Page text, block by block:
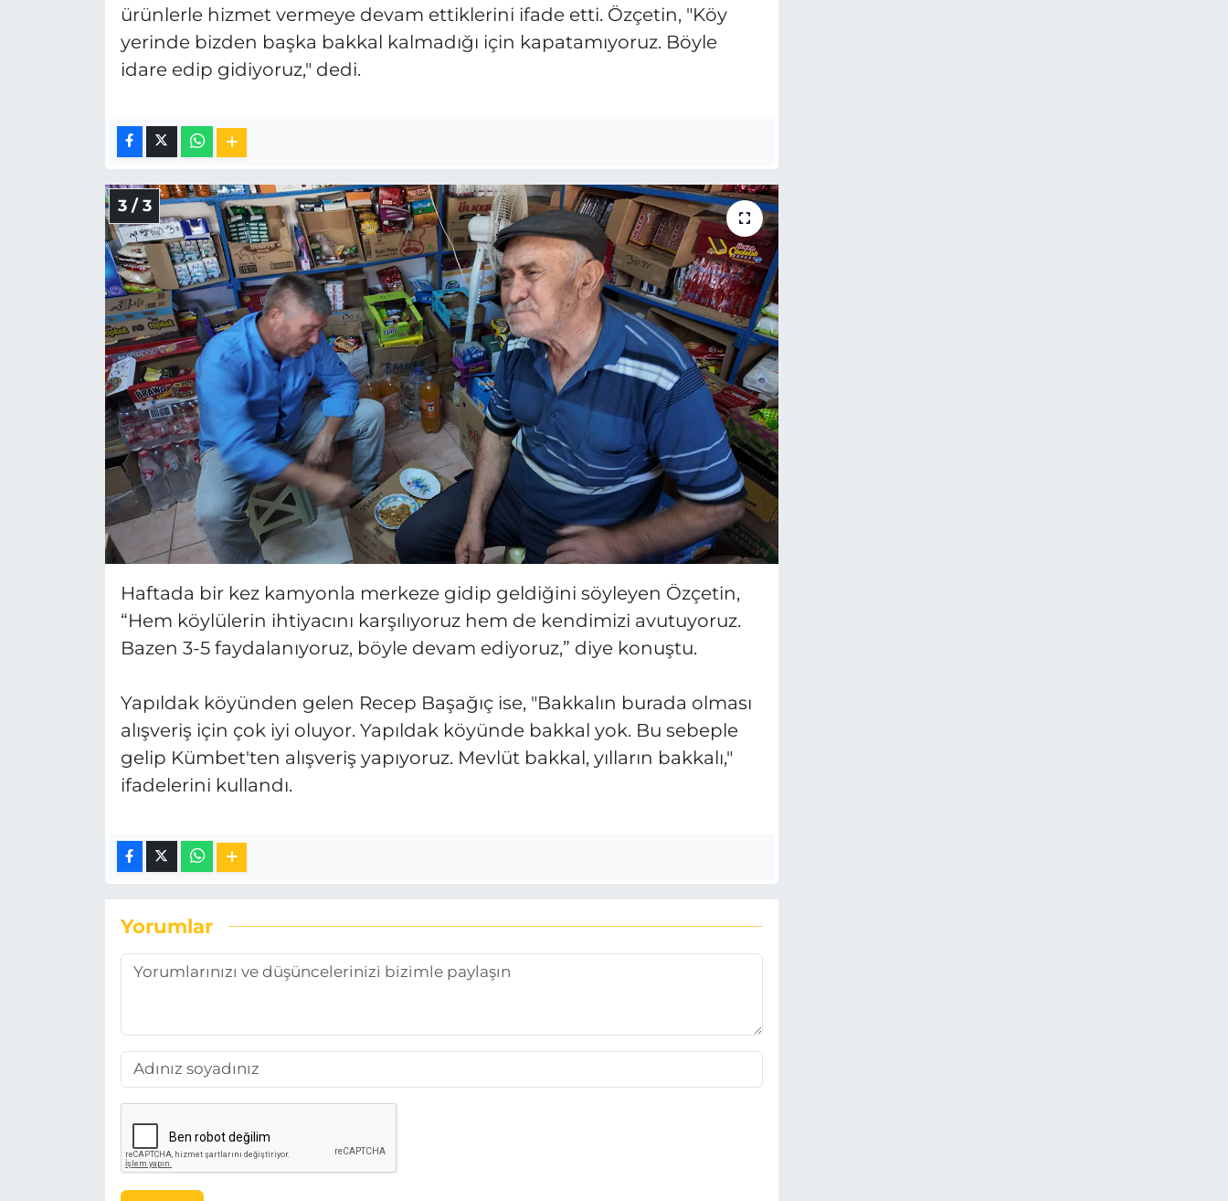
ürünlerle hizmet vermeye devam ettiklerini ifade etti. Özçetin, "Köy
yerinde bizden başka bakkal kalmadığı için kapatamıyoruz. Böyle
idare edip gidiyoruz," dedi.
3 / 3
Haftada bir kez kamyonla merkeze gidip geldiğini söyleyen Özçetin,
“Hem köylülerin ihtiyacını karşılıyoruz hem de kendimizi avutuyoruz.
Bazen 3-5 faydalanıyoruz, böyle devam ediyoruz,” diye konuştu.
Yapıldak köyünden gelen Recep Başağıç ise, "Bakkalın burada olması
alışveriş için çok iyi oluyor. Yapıldak köyünde bakkal yok. Bu sebeple
gelip Kümbet'ten alışveriş yapıyoruz. Mevlüt bakkal, yılların bakkalı,"
ifadelerini kullandı.
Yorumlar